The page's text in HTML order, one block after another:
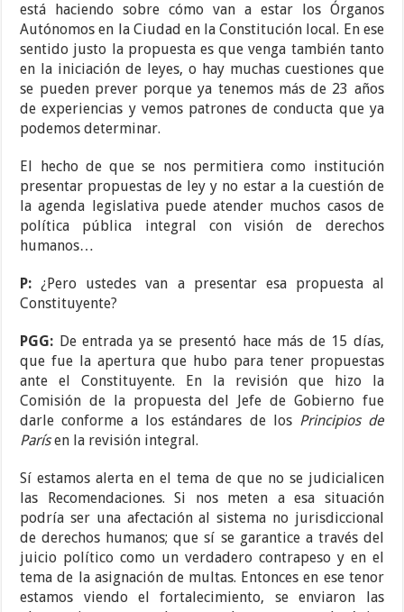
está haciendo sobre cómo van a estar los Órganos
Autónomos en la Ciudad en la Constitución local. En ese
sentido justo la propuesta es que venga también tanto
en la iniciación de leyes, o hay muchas cuestiones que
se pueden prever porque ya tenemos más de 23 años
de experiencias y vemos patrones de conducta que ya
podemos determinar.
El hecho de que se nos permitiera como institución
presentar propuestas de ley y no estar a la cuestión de
la agenda legislativa puede atender muchos casos de
política pública integral con visión de derechos
humanos…
P:¿Pero ustedes van a presentar esa propuesta al
Constituyente?
PGG: De entrada ya se presentó hace más de 15 días,
que fue la apertura que hubo para tener propuestas
ante el Constituyente. En la revisión que hizo la
Comisión de la propuesta del Jefe de Gobierno fue
darle conforme a los estándares de los Principios de
Parísen la revisión integral.
Sí estamos alerta en el tema de que no se judicialicen
las Recomendaciones. Si nos meten a esa situación
podría ser una afectación al sistema no jurisdiccional
de derechos humanos; que sí se garantice a través del
juicio político como un verdadero contrapeso y en el
tema de la asignación de multas. Entonces en ese tenor
estamos viendo el fortalecimiento, se enviaron las